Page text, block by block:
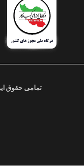
تمامی حقوق